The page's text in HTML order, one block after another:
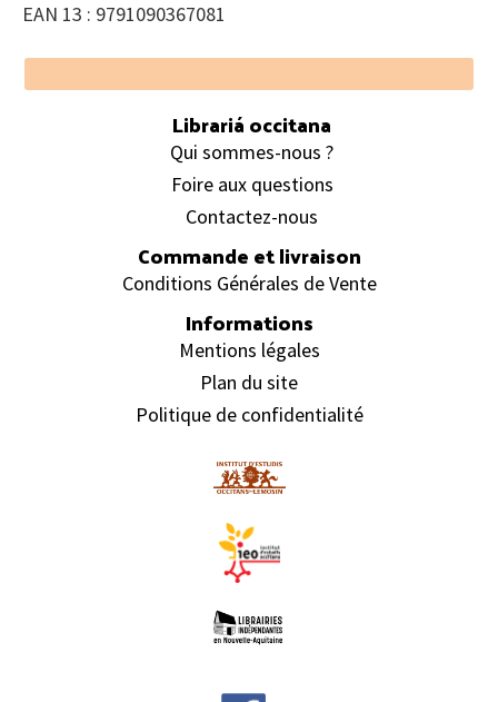
EAN 13 : 9791090367081
Footer
Librariá occitana
Qui sommes-nous ?
Foire aux questions
Contactez-nous
Commande et livraison
Conditions Générales de Vente
Informations
Mentions légales
Plan du site
Politique de confidentialité